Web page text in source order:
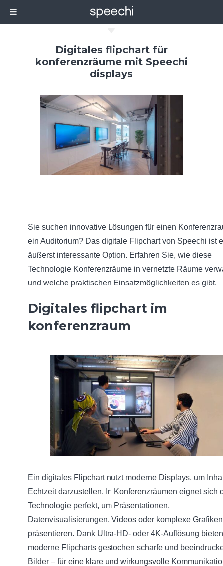
Digitales flipchart für
konferenzräume mit Speechi
displays
Sie suchen innovative Lösungen für einen
ein Auditorium? Das digitale Flipchart von Speechi ist
äußerst interessante Option. Erfahren Sie, wie diese
Technologie Konferenzräume in vernetzte Räume
und welche praktischen Einsatzmöglichkeiten es gibt.
Digitales flipchart im
konferenzraum
Ein digitales Flipchart nutzt moderne Displays, um
Echtzeit darzustellen. In Konferenzräumen eignet sich
Technologie perfekt, um Präsentationen,
Datenvisualisierungen, Videos oder komplexe
präsentieren. Dank Ultra-HD- oder 4K-Auflösung bieten
moderne Flipcharts gestochen scharfe und
Bilder – für eine klare und wirkungsvolle